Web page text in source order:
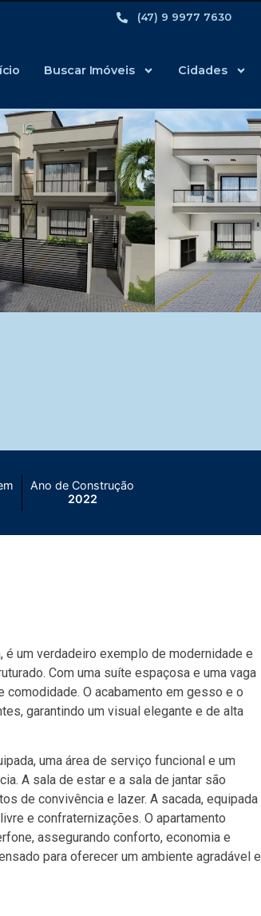
(47) 9 9977 7630
Buscar Imóveis Cidades
Ano de Construção
2022
é um verdadeiro exemplo de modernidade e
Com uma suíte espaçosa e uma vaga
O acabamento em gesso e o
garantindo um visual elegante e de alta
uma área de serviço funcional e um
A sala de estar e a sala de jantar são
de convivência e lazer. A sacada, equipada
e confraternizações. O apartamento
assegurando conforto, economia e
para oferecer um ambiente agradável e